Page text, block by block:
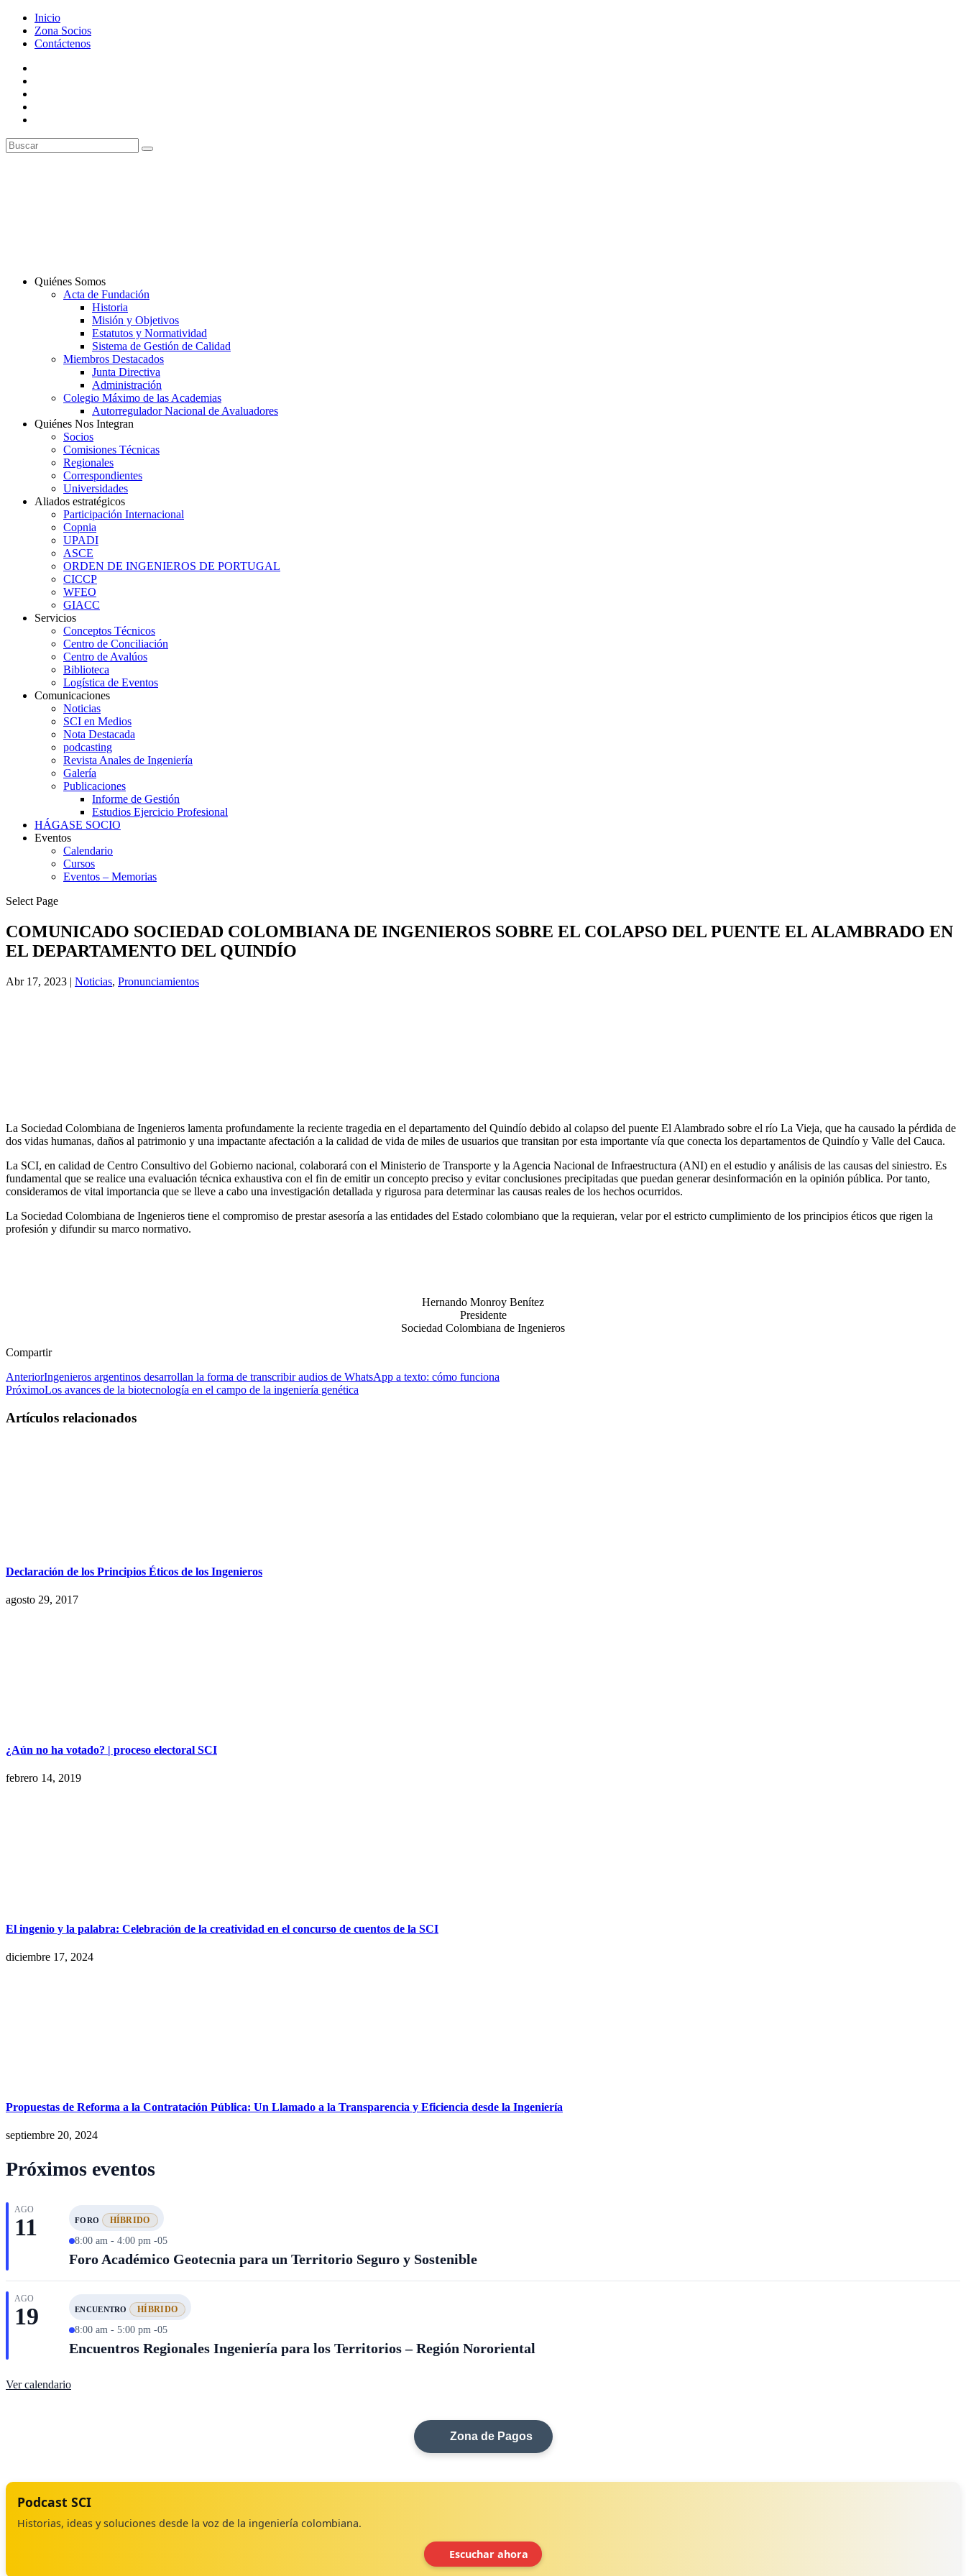
Inicio
Zona Socios
Contáctenos
Quiénes Somos
Acta de Fundación
Historia
Misión y Objetivos
Estatutos y Normatividad
Sistema de Gestión de Calidad
Miembros Destacados
Junta Directiva
Administración
Colegio Máximo de las Academias
Autorregulador Nacional de Avaluadores
Quiénes Nos Integran
Socios
Comisiones Técnicas
Regionales
Correspondientes
Universidades
Aliados estratégicos
Participación Internacional
Copnia
UPADI
ASCE
ORDEN DE INGENIEROS DE PORTUGAL
CICCP
WFEO
GIACC
Servicios
Conceptos Técnicos
Centro de Conciliación
Centro de Avalúos
Biblioteca
Logística de Eventos
Comunicaciones
Noticias
SCI en Medios
Nota Destacada
podcasting
Revista Anales de Ingeniería
Galería
Publicaciones
Informe de Gestión
Estudios Ejercicio Profesional
HÁGASE SOCIO
Eventos
Calendario
Cursos
Eventos – Memorias
Select Page
COMUNICADO SOCIEDAD COLOMBIANA DE INGENIEROS SOBRE EL COLAPSO DEL PUENTE EL ALAMBRADO EN
EL DEPARTAMENTO DEL QUINDÍO
Abr 17, 2023 | Noticias, Pronunciamientos
La Sociedad Colombiana de Ingenieros lamenta profundamente la reciente tragedia en el departamento del Quindío debido al colapso del puente El Alambrado sobre el río La Vieja, que ha causado la pérdida de
dos vidas humanas, daños al patrimonio y una impactante afectación a la calidad de vida de miles de usuarios que transitan por esta importante vía que conecta los departamentos de Quindío y Valle del Cauca.
La SCI, en calidad de Centro Consultivo del Gobierno nacional, colaborará con el Ministerio de Transporte y la Agencia Nacional de Infraestructura (ANI) en el estudio y análisis de las causas del siniestro. Es
fundamental que se realice una evaluación técnica exhaustiva con el fin de emitir un concepto preciso y evitar conclusiones precipitadas que puedan generar desinformación en la opinión pública. Por tanto,
consideramos de vital importancia que se lleve a cabo una investigación detallada y rigurosa para determinar las causas reales de los hechos ocurridos.
La Sociedad Colombiana de Ingenieros tiene el compromiso de prestar asesoría a las entidades del Estado colombiano que la requieran, velar por el estricto cumplimiento de los principios éticos que rigen la
profesión y difundir su marco normativo.
Hernando Monroy Benítez
Presidente
Sociedad Colombiana de Ingenieros
Compartir
AnteriorIngenieros argentinos desarrollan la forma de transcribir audios de WhatsApp a texto: cómo funciona
PróximoLos avances de la biotecnología en el campo de la ingeniería genética
Artículos relacionados
Declaración de los Principios Éticos de los Ingenieros
agosto 29, 2017
¿Aún no ha votado? | proceso electoral SCI
febrero 14, 2019
El ingenio y la palabra: Celebración de la creatividad en el concurso de cuentos de la SCI
diciembre 17, 2024
Propuestas de Reforma a la Contratación Pública: Un Llamado a la Transparencia y Eficiencia desde la Ingeniería
septiembre 20, 2024
Próximos eventos
AGO
11 FORO HÍBRIDO
8:00 am - 4:00 pm -05
Foro Académico Geotecnia para un Territorio Seguro y Sostenible
AGO
19 ENCUENTRO HÍBRIDO
8:00 am - 5:00 pm -05
Encuentros Regionales Ingeniería para los Territorios – Región Nororiental
Ver calendario
Zona de Pagos
Podcast SCI
Historias, ideas y soluciones desde la voz de la ingeniería colombiana.
Escuchar ahora